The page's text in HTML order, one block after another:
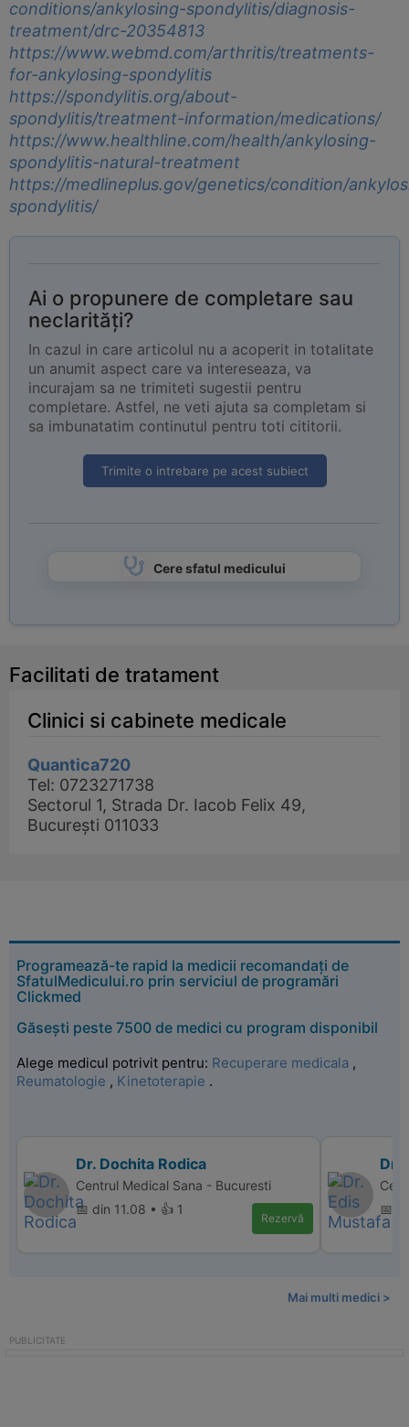
conditions/ankylosing-spondylitis/diagnosis-
treatment/drc-20354813
https://www.webmd.com/arthritis/treatments-
for-ankylosing-spondylitis
https://spondylitis.org/about-
spondylitis/treatment-information/medications/
https://www.healthline.com/health/ankylosing-
spondylitis-natural-treatment
https://medlineplus.gov/genetics/condition/
spondylitis/
Ai o propunere de completare sau
neclarități?
In cazul in care articolul nu a acoperit in totalitate
un anumit aspect care va intereseaza, va
incurajam sa ne trimiteti sugestii pentru
completare. Astfel, ne veti ajuta sa completam si
sa imbunatatim continutul pentru toti cititorii.
Trimite o intrebare pe acest subiect
Cere sfatul medicului
Facilitati de tratament
Clinici si cabinete medicale
Quantica720
Tel: 0723271738
Sectorul 1, Strada Dr. Iacob Felix 49,
București 011033
Programează-te rapid la medicii recomandați de
SfatulMedicului.ro prin serviciul de programări
Clickmed
Găsești peste 7500 de medici cu program disponibil
Alege medicul potrivit pentru: Recuperare medicala ,
Reumatologie , Kinetoterapie .
Dr. Dochita Rodica
Centrul Medical Sana - Bucuresti
📅 din 11.08 • 👍 1
Rezervă
Dr.
📅
Mai multi medici >